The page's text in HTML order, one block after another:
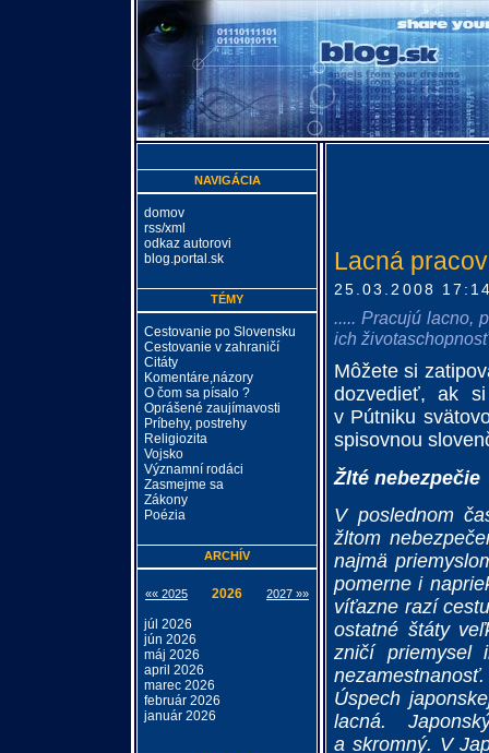
Lacná
25.03.2008
..... Pracujú lacno,
ich
Môžete si
dozvedieť, ak
v Pútniku
spisovnou
Žlté nebezpečie
V poslednom
žltom
najmä
pomerne i
víťazne razí
ostatné štáty
zničí priemysel
nezamestnanosť.
Úspech
lacná.
a skromný. V
NAVIGÁCIA
domov
rss/xml
odkaz autorovi
blog.portal.sk
TÉMY
Cestovanie po Slovensku
Cestovanie v zahraničí
Citáty
Komentáre,názory
O čom sa písalo ?
Oprášené zaujímavosti
Príbehy, postrehy
Religiozita
Vojsko
Významní rodáci
Zasmejme sa
Zákony
Poézia
ARCHÍV
«« 2025 2026 2027 »»
júl 2026
jún 2026
máj 2026
april 2026
marec 2026
február 2026
január 2026